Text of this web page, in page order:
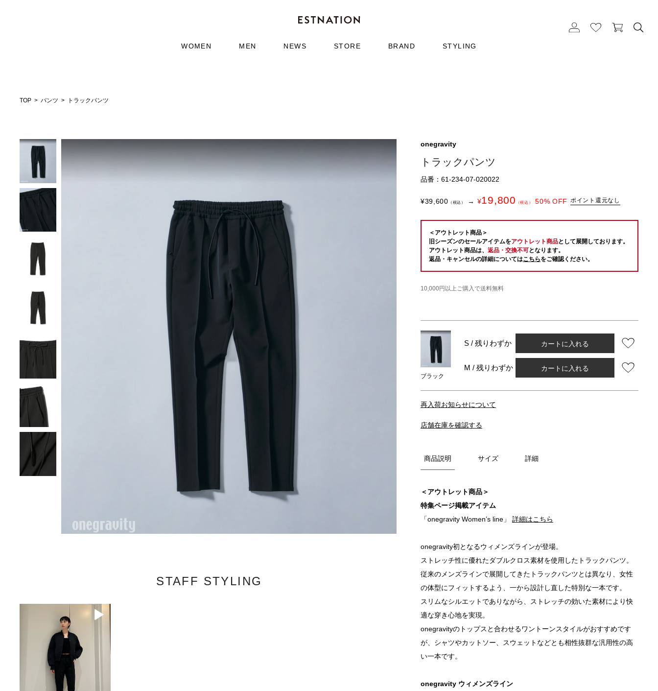
WOMEN MEN NEWS STORE BRAND STYLING
TOP パンツ トラックパンツ
STAFF STYLING
onegravity
トラックパンツ
品番：61-234-07-020022
¥39,600 （税込） → ¥19,800 （税込） 50% OFF ポイント還元なし
＜アウトレット商品＞
旧シーズンのセールアイテムをアウトレット商品として展開しております。
アウトレット商品は、 返品・交換不可となります。
返品・キャンセルの詳細についてはこちらをご確認ください。
10,000円以上ご購入で送料無料
ブラック
S / 残りわずか カートに入れる
M / 残りわずか カートに入れる
再入荷お知らせについて
店舗在庫を確認する
商品説明 サイズ 詳細
＜アウトレット商品＞
特集ページ掲載アイテム
「onegravity Women’s line」 詳細はこちら
onegravity初となるウィメンズラインが登場。
ストレッチ性に優れたダブルクロス素材を使用したトラックパンツ。
従来のメンズラインで展開してきたトラックパンツとは異なり、女性
の体型にフィットするよう、一から設計し直した特別な一本です。
スリムなシルエットでありながら、ストレッチの効いた素材により快
適な穿き心地を実現。
onegravityのトップスと合わせるワントーンスタイルがおすすめです
が、シャツやカットソー、スウェットなどとも相性抜群な汎用性の高
い一本です。
onegravity ウィメンズライン